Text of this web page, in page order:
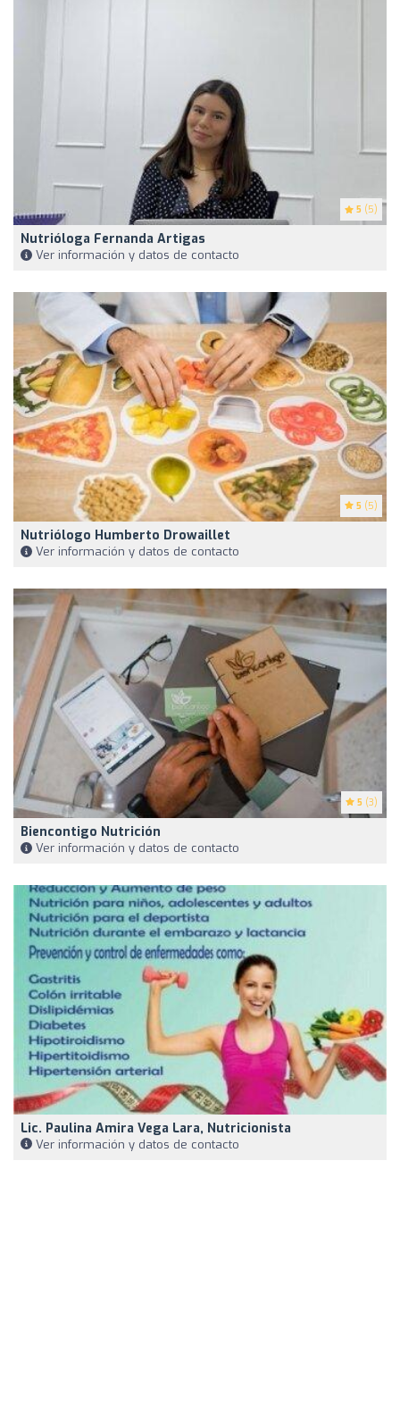
5 (5)
Nutrióloga Fernanda Artigas
Ver información y datos de contacto
5 (5)
Nutriólogo Humberto Drowaillet
Ver información y datos de contacto
5 (3)
Biencontigo Nutrición
Ver información y datos de contacto
Lic. Paulina Amira Vega Lara, Nutricionista
Ver información y datos de contacto